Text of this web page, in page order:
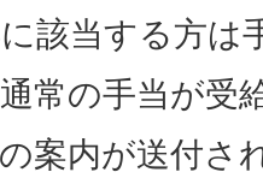
該当する方は
常の手当が受
案内が送付さ